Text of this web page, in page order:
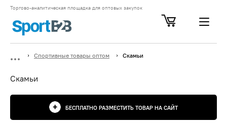
Торгово-аналитическая площадка для оптовых закупок
Спортивные товары оптом Скамьи
Скамьи
БЕСПЛАТНО РАЗМЕСТИТЬ ТОВАР НА САЙТ